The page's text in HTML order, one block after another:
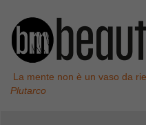
La mente non è un vaso da
Plutarco